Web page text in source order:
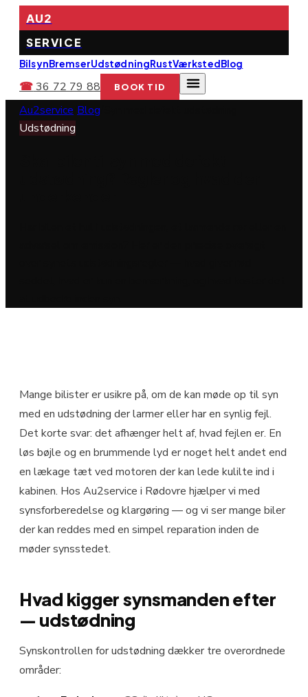
AU2
SERVICE
BilsynBremserUdstødningRustVærkstedBlog
☎36 72 79 88 BOOK TID
Au2service Blog
Udstødning
Mange bilister er usikre på, om de kan møde op til syn
med en udstødning der larmer eller har en synlig fejl.
Det korte svar: det afhænger helt af, hvad fejlen er. En
løs bøjle og en brummende lyd er noget helt andet end
en lækage tæt ved motoren der kan lede kulilte ind i
kabinen. Hos Au2service i Rødovre hjælper vi med
synsforberedelse og klargøring — og vi ser mange biler
der kan reddes med en simpel reparation inden de
møder synsstedet.
Hvad kigger synsmanden efter
— udstødning
Synskontrollen for udstødning dækker tre overordnede
områder: